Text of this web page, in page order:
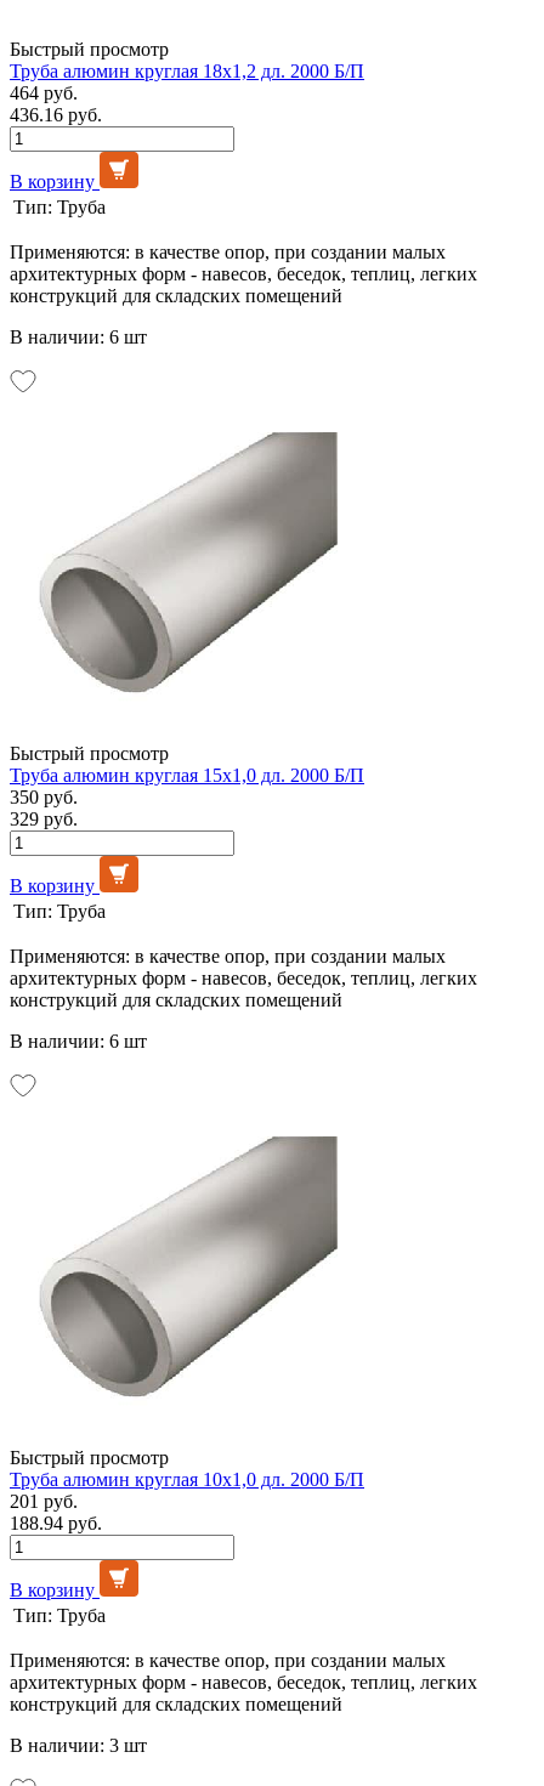
Быстрый просмотр
Труба алюмин круглая 18х1,2 дл. 2000 Б/П
464 руб.
436.16 руб.
В корзину
Тип: Труба
Применяются: в качестве опор, при создании малых
архитектурных форм - навесов, беседок, теплиц, легких
конструкций для складских помещений
В наличии: 6 шт
Быстрый просмотр
Труба алюмин круглая 15х1,0 дл. 2000 Б/П
350 руб.
329 руб.
В корзину
Тип: Труба
Применяются: в качестве опор, при создании малых
архитектурных форм - навесов, беседок, теплиц, легких
конструкций для складских помещений
В наличии: 6 шт
Быстрый просмотр
Труба алюмин круглая 10х1,0 дл. 2000 Б/П
201 руб.
188.94 руб.
В корзину
Тип: Труба
Применяются: в качестве опор, при создании малых
архитектурных форм - навесов, беседок, теплиц, легких
конструкций для складских помещений
В наличии: 3 шт